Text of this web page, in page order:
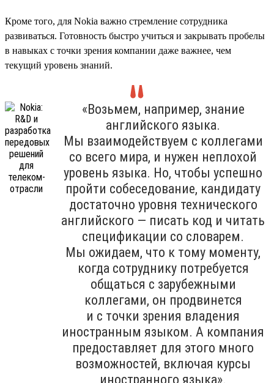
Кроме того, для Nokia важно стремление сотрудника
развиваться. Готовность быстро учиться и закрывать пробелы
в навыках с точки зрения компании даже важнее, чем
текущий уровень знаний.
«Возьмем, например, знание
английского языка.
Мы взаимодействуем с коллегами
со всего мира, и нужен неплохой
уровень языка. Но, чтобы успешно
пройти собеседование, кандидату
достаточно уровня технического
английского — писать код и читать
спецификации со словарем.
Мы ожидаем, что к тому моменту,
когда сотруднику потребуется
общаться с зарубежными
коллегами, он продвинется
и с точки зрения владения
иностранным языком. А компания
предоставляет для этого много
возможностей, включая курсы
иностранного языка».